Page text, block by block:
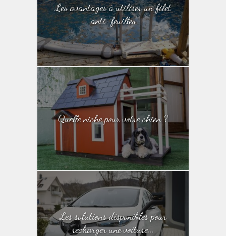
Les avantages à utiliser un filet
anti-feuilles
Quelle niche pour votre chien ?
Les solutions disponibles pour
recharger une voiture...